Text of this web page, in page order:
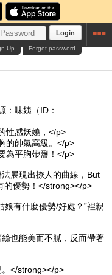
Login
Forgot password
Up
：味姨（ID：
性感妖嬈，</p>
的帥氣高級。</p>
為平胸帶鹽！</p>
展現出撩人的曲線，But
的優勢！</strong></p>
娘有什麼優勢/好處？”裡親
也能美而不膩，反而帶著
</strong></p>